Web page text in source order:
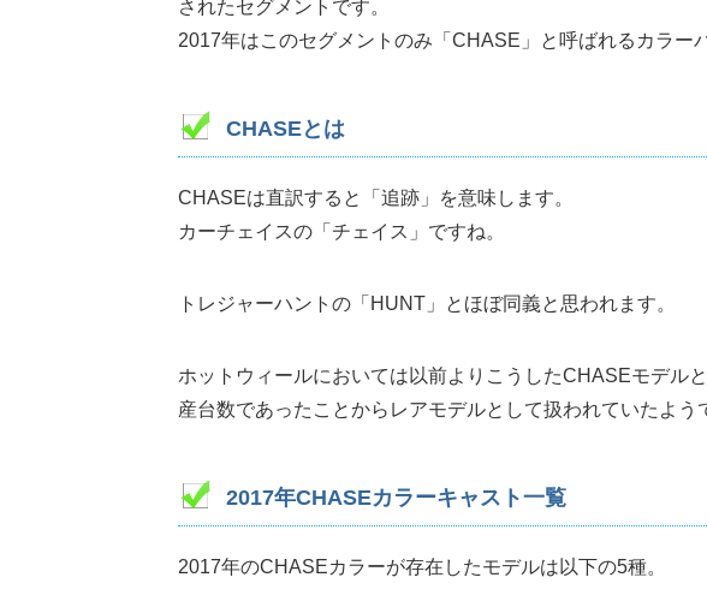
されたセグメントです。
2017年はこのセグメントのみ「CHASE」と呼ばれるカラー
CHASEとは
CHASEは直訳すると「追跡」を意味します。
カーチェイスの「チェイス」ですね。
トレジャーハントの「HUNT」とほぼ同義と思われます。
ホットウィールにおいては以前よりこうしたCHASEモデル
産台数であったことからレアモデルとして扱われていたよう
2017年CHASEカラーキャスト一覧
2017年のCHASEカラーが存在したモデルは以下の5種。